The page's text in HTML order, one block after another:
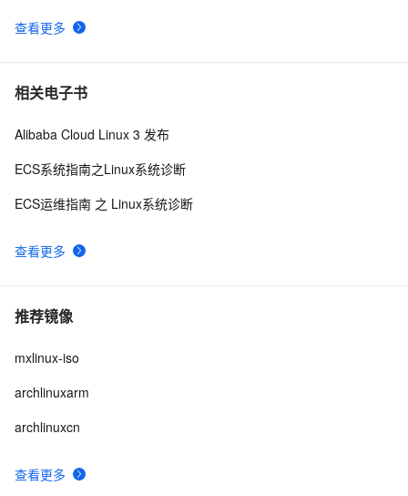
查看更多
相关电子书
查看更多
Alibaba Cloud Linux 3 发布
ECS系统指南之Linux系统诊断
ECS运维指南 之 Linux系统诊断
推荐镜像
查看更多
mxlinux-iso
archlinuxarm
archlinuxcn